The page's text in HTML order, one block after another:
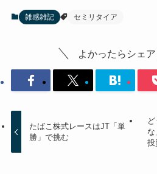
雑感雑記 セミリタイア
よかったらシェア
たばこ株式レースはJT「単
勝」で挑む
投